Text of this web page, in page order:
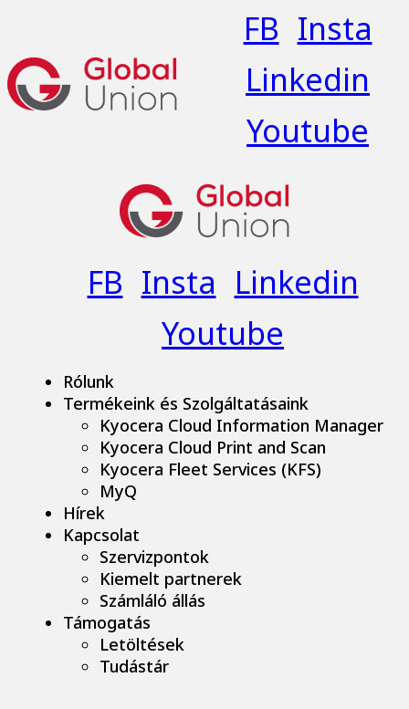
FB Insta
Linkedin
Youtube
FB Insta Linkedin
Youtube
Rólunk
Termékeink és Szolgáltatásaink
Kyocera Cloud Information Manager
Kyocera Cloud Print and Scan
Kyocera Fleet Services (KFS)
MyQ
Hírek
Kapcsolat
Szervizpontok
Kiemelt partnerek
Számláló állás
Támogatás
Letöltések
Tudástár